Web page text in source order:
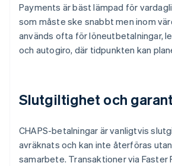
Payments är bäst lämpad för
som måste ske snabbt men inom
används ofta för löneutbetalningar,
och autogiro, där tidpunkten kan
Slutgiltighet och
CHAPS-betalningar är vanligtvis
avräknats och kan inte återföras
samarbete. Transaktioner via Faster